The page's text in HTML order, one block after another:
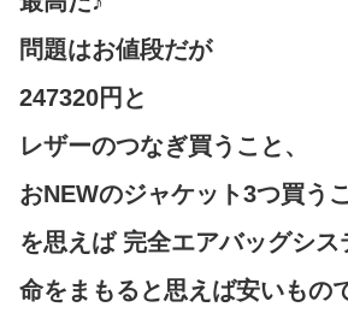
問題はお値段だが
247320円と
レザーのつなぎ買うこと、
おNEWのジャケット3つ買う
を思えば 完全エアバッグシス
命をまもると思えば安いもの